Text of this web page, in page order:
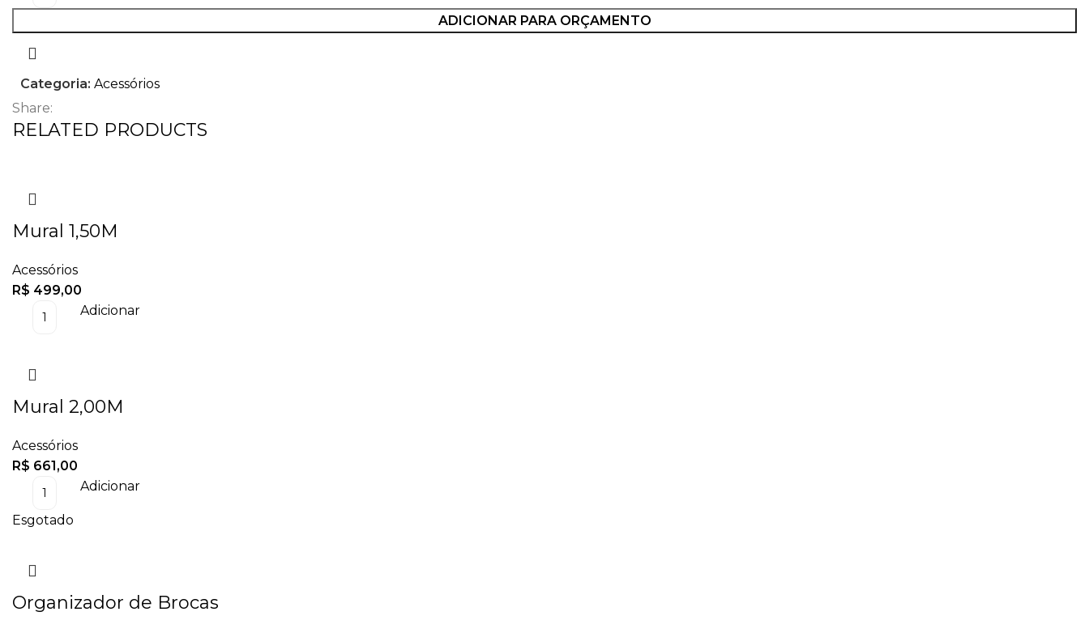
ADICIONAR PARA ORÇAMENTO
Categoria: Acessórios
Share:
RELATED PRODUCTS
Mural 1,50M
Acessórios
R$ 499,00
Adicionar
Mural 2,00M
Acessórios
R$ 661,00
Adicionar
Esgotado
Organizador de Brocas